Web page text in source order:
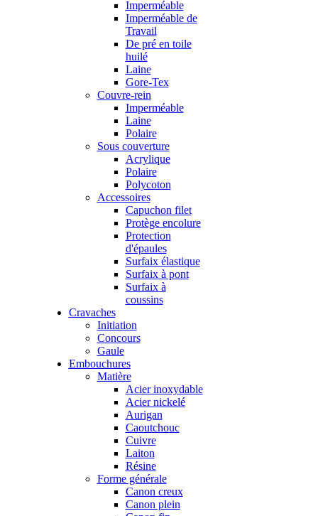
Imperméable
Imperméable de
Travail
De pré en toile
huilé
Laine
Gore-Tex
Couvre-rein
Imperméable
Laine
Polaire
Sous couverture
Acrylique
Polaire
Polycoton
Accessoires
Capuchon filet
Protège encolure
Protection
d'épaules
Surfaix élastique
Surfaix à pont
Surfaix à
coussins
Cravaches
Initiation
Concours
Gaule
Embouchures
Matière
Acier inoxydable
Acier nickelé
Aurigan
Caoutchouc
Cuivre
Laiton
Résine
Forme générale
Canon creux
Canon plein